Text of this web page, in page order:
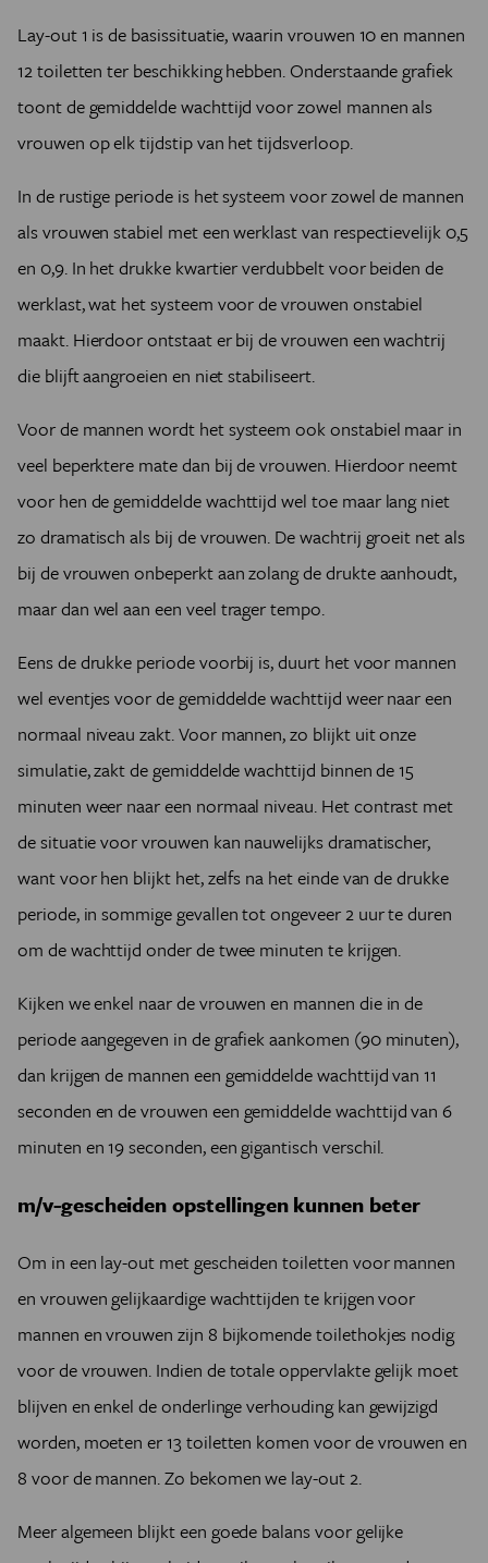
Lay-out 1 is de basissituatie, waarin vrouwen 10 en mannen
12 toiletten ter beschikking hebben. Onderstaande grafiek
toont de gemiddelde wachttijd voor zowel mannen als
vrouwen op elk tijdstip van het tijdsverloop.
In de rustige periode is het systeem voor zowel de mannen
als vrouwen stabiel met een werklast van respectievelijk 0,5
en 0,9. In het drukke kwartier verdubbelt voor beiden de
werklast, wat het systeem voor de vrouwen onstabiel
maakt. Hierdoor ontstaat er bij de vrouwen een wachtrij
die blijft aangroeien en niet stabiliseert.
Voor de mannen wordt het systeem ook onstabiel maar in
veel beperktere mate dan bij de vrouwen. Hierdoor neemt
voor hen de gemiddelde wachttijd wel toe maar lang niet
zo dramatisch als bij de vrouwen. De wachtrij groeit net als
bij de vrouwen onbeperkt aan zolang de drukte aanhoudt,
maar dan wel aan een veel trager tempo.
Eens de drukke periode voorbij is, duurt het voor mannen
wel eventjes voor de gemiddelde wachttijd weer naar een
normaal niveau zakt. Voor mannen, zo blijkt uit onze
simulatie, zakt de gemiddelde wachttijd binnen de 15
minuten weer naar een normaal niveau. Het contrast met
de situatie voor vrouwen kan nauwelijks dramatischer,
want voor hen blijkt het, zelfs na het einde van de drukke
periode, in sommige gevallen tot ongeveer 2 uur te duren
om de wachttijd onder de twee minuten te krijgen.
Kijken we enkel naar de vrouwen en mannen die in de
periode aangegeven in de grafiek aankomen (90 minuten),
dan krijgen de mannen een gemiddelde wachttijd van 11
seconden en de vrouwen een gemiddelde wachttijd van 6
minuten en 19 seconden, een gigantisch verschil.
m/v-gescheiden opstellingen kunnen beter
Om in een lay-out met gescheiden toiletten voor mannen
en vrouwen gelijkaardige wachttijden te krijgen voor
mannen en vrouwen zijn 8 bijkomende toilethokjes nodig
voor de vrouwen. Indien de totale oppervlakte gelijk moet
blijven en enkel de onderlinge verhouding kan gewijzigd
worden, moeten er 13 toiletten komen voor de vrouwen en
8 voor de mannen. Zo bekomen we lay-out 2.
Meer algemeen blijkt een goede balans voor gelijke